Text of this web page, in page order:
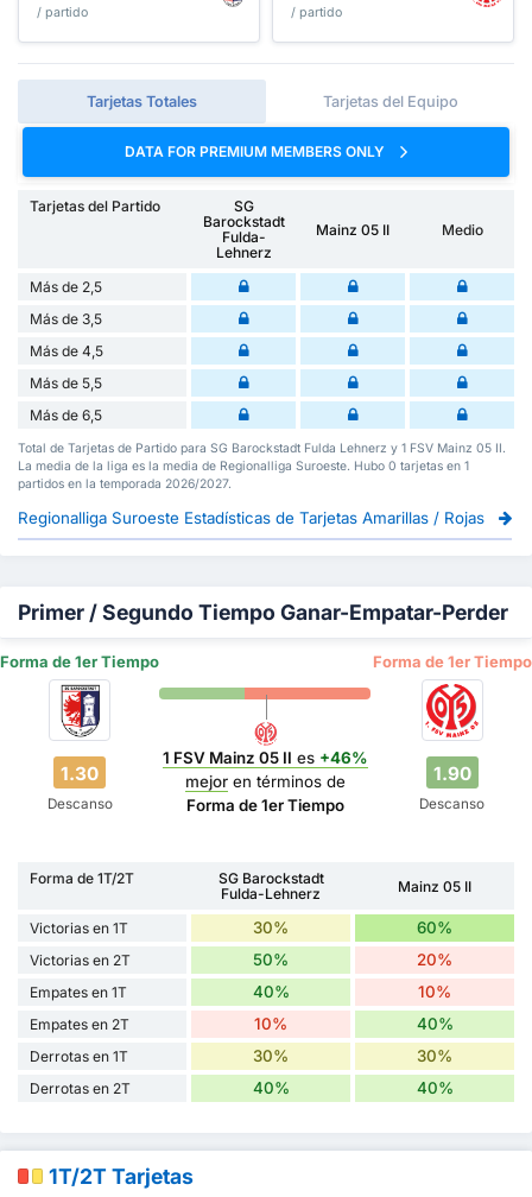
/ partido / partido
Tarjetas Totales Tarjetas del Equipo
DATA FOR PREMIUM MEMBERS ONLY
Tarjetas del Partido
SG
Barockstadt
Fulda-
Lehnerz
Mainz 05 II Medio
Más de 2,5
Más de 3,5
Más de 4,5
Más de 5,5
Más de 6,5
Total de Tarjetas de Partido para SG Barockstadt Fulda Lehnerz y 1 FSV Mainz 05 II.
La media de la liga es la media de Regionalliga Suroeste. Hubo 0 tarjetas en 1
partidos en la temporada 2026/2027.
Regionalliga Suroeste Estadísticas de Tarjetas Amarillas / Rojas
Primer / Segundo Tiempo Ganar-Empatar-Perder
Forma de 1er Tiempo Forma de 1er Tiempo
1.30
Descanso
1 FSV Mainz 05 II es +46%
mejor en términos de
Forma de 1er Tiempo
1.90
Descanso
Forma de 1T/2T
SG Barockstadt
Fulda-Lehnerz
Mainz 05 II
Victorias en 1T 30% 60%
Victorias en 2T 50% 20%
Empates en 1T 40% 10%
Empates en 2T 10% 40%
Derrotas en 1T 30% 30%
Derrotas en 2T 40% 40%
1T/2T Tarjetas